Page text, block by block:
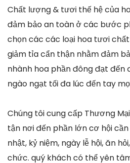
Chất lượng & tươi thế hệ của
đảm bảo an toàn ở các bước
chọn các các loại hoa tươi
giảm tỉa cẩn thận nhằm đảm
nhành hoa phần đông đạt
ngào ngạt tối đa lúc đến tay
Chúng tôi cung cấp Thương
tận nơi đến phần lớn cơ hội
nhật, kỷ niệm, ngày lễ hội, ăn
chức. quý khách có thể yên